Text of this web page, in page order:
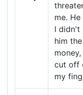
me.
I didn't
him the
cut off
my